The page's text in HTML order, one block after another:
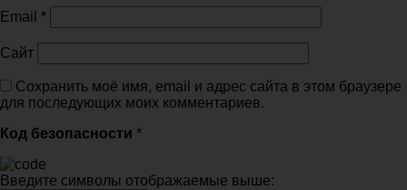
Email *
Сайт
Сохранить моё имя, email и адрес сайта в этом браузере
для последующих моих комментариев.
Код безопасности *
Введите символы отображаемые выше: